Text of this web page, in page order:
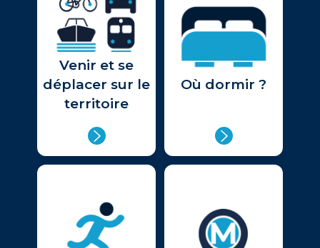
Venir et se
déplacer sur le
territoire
Où dormir ?